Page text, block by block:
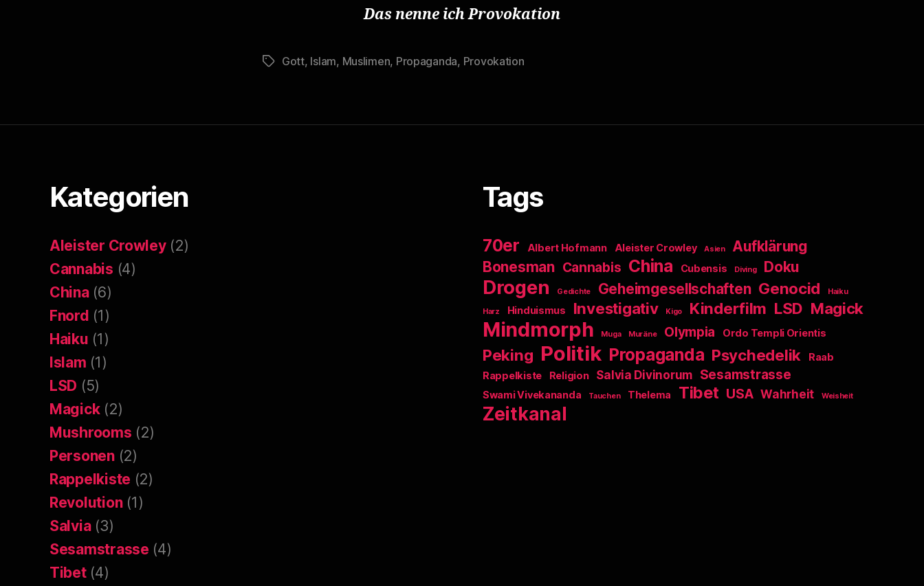
Das nenne ich Provokation
Schlagwörter
Gott, Islam, Muslimen, Propaganda, Provokation
Kategorien
Aleister Crowley(2)
Cannabis (4)
China(6)
Fnord (1)
Haiku (1)
Islam (1)
LSD (5)
Magick(2)
Mushrooms (2)
Personen(2)
Rappelkiste (2)
Revolution(1)
Salvia(3)
Sesamstrasse (4)
Tibet(4)
Tags
70er Albert Hofmann Aleister Crowley Asien
Aufklärung
Bonesman Cannabis China Cubensis Diving Doku
Drogen Gedichte Geheimgesellschaften Genocid Haiku
Harz Hinduismus Investigativ Kigo Kinderfilm LSD Magick
Mindmorph Muga Muräne Olympia Ordo Templi Orientis
Peking Politik Propaganda Psychedelik
Raab
Rappelkiste
Religion Salvia Divinorum Sesamstrasse
Swami Vivekananda Tauchen Thelema Tibet USA Wahrheit Weisheit
Zeitkanal